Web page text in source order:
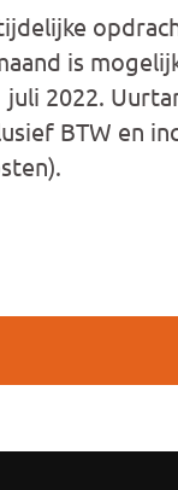
is
2022.
BTW en